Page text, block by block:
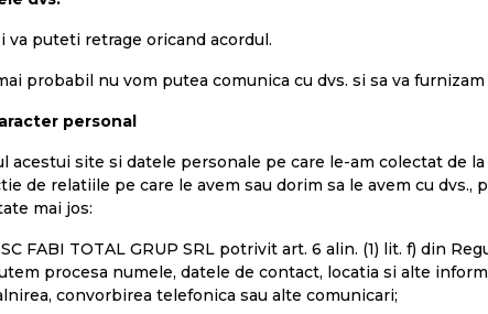
puteti retrage oricand acordul.
probabil nu vom putea comunica cu dvs. si sa va
personal
site si datele personale pe care le-am colectat de
de relatiile pe care le avem sau dorim sa le avem cu
mai jos:
FABI TOTAL GRUP SRL potrivit art. 6 alin. (1) lit. f) din
procesa numele, datele de contact, locatia si alte
convorbirea telefonica sau alte comunicari;